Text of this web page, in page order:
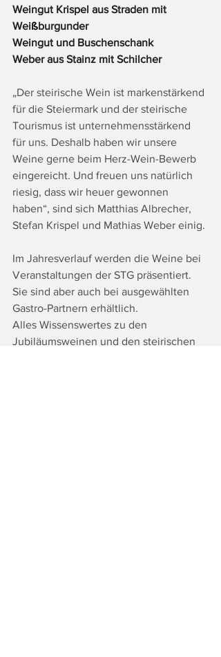
Weingut Krispel aus Straden mit
Weißburgunder
Weingut und Buschenschank
Weber aus Stainz mit Schilcher
„Der steirische Wein ist markenstärkend
für die Steiermark und der steirische
Tourismus ist unternehmensstärkend
für uns. Deshalb haben wir unsere
Weine gerne beim Herz-Wein-Bewerb
eingereicht. Und freuen uns natürlich
riesig, dass wir heuer gewonnen
haben“, sind sich Matthias Albrecher,
Stefan Krispel und Mathias Weber einig.
Im Jahresverlauf werden die Weine bei
Veranstaltungen der STG präsentiert.
Sie sind aber auch bei ausgewählten
Gastro-Partnern erhältlich.
Alles Wissenswertes zu den
Jubiläumsweinen und den steirischen